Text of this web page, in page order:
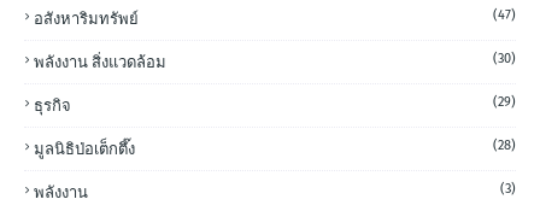
อสังหาริมทรัพย์ (47)
พลังงาน สิ่งแวดล้อม (30)
ธุรกิจ (29)
มูลนิธิป่อเต็กตึ๊ง (28)
พลังงาน (3)